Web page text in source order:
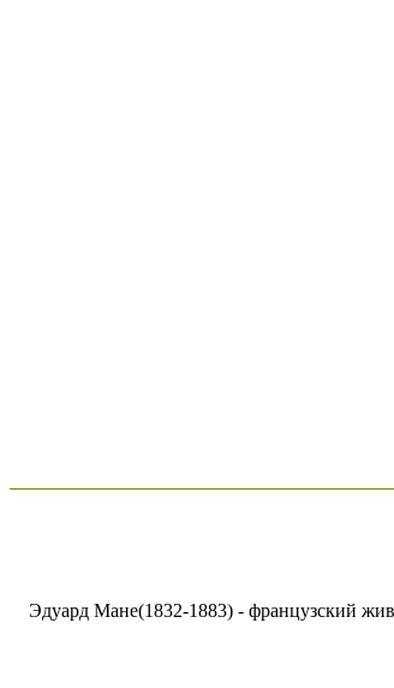
Эдуард Мане(1832-1883) - французский